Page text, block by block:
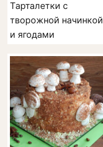
Тарталетки с
творожной начинкой
и ягодами